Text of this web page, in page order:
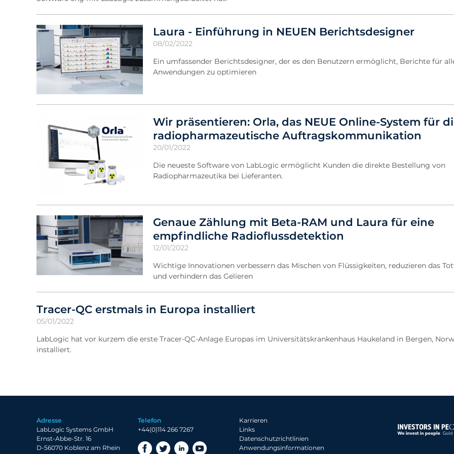
Laura - Einführung in NEUEN Berichtsdesigner
08/02/2022
Ein umfassender Berichtsdesigner, der es den Benutzern ermöglicht, Berichte für
Anwendungen zu optimieren
Wir präsentieren: Orla, das NEUE Online-System für
radiopharmazeutische Auftragskommunikation
20/01/2022
Die neueste Software von LabLogic ermöglicht Kunden die direkte Bestellung von
Radiopharmazeutika bei Lieferanten.
Genaue Zählung mit Beta-RAM und Laura für eine
empfindliche Radioflussdetektion
12/01/2022
Wichtige Innovationen verbessern das Mischen von Flüssigkeiten, reduzieren das
und verhindern das Gelieren
Tracer-QC erstmals in Europa installiert
05/01/2022
LabLogic hat vor kurzem die erste Tracer-QC-Anlage Europas im Universitätskrankenhaus Haukeland in Bergen,
installiert.
Adresse
LabLogic Systems GmbH
Ernst-Abbe-Str. 16
D-56070 Koblenz am Rhein
Telefon
+44(0)114 266 7267
Karrieren
Links
Datenschutzrichtlinien
Anwendungsinformationen